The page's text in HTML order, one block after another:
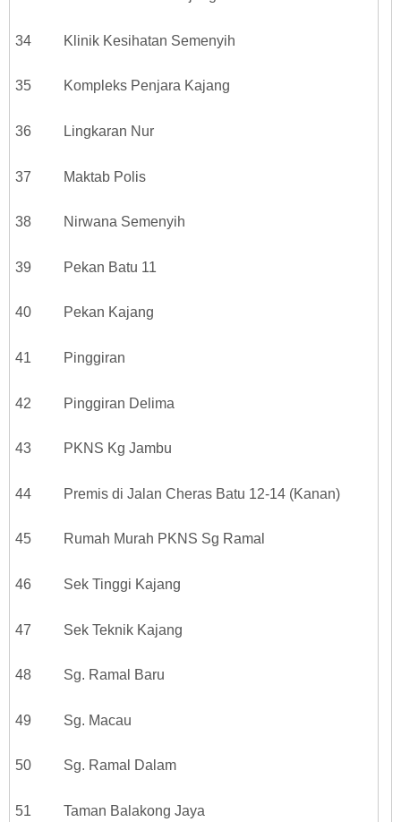
34 Klinik Kesihatan Semenyih
35 Kompleks Penjara Kajang
36 Lingkaran Nur
37 Maktab Polis
38 Nirwana Semenyih
39 Pekan Batu 11
40 Pekan Kajang
41 Pinggiran
42 Pinggiran Delima
43 PKNS Kg Jambu
44 Premis di Jalan Cheras Batu 12-14 (Kanan)
45 Rumah Murah PKNS Sg Ramal
46 Sek Tinggi Kajang
47 Sek Teknik Kajang
48 Sg. Ramal Baru
49 Sg. Macau
50 Sg. Ramal Dalam
51 Taman Balakong Jaya